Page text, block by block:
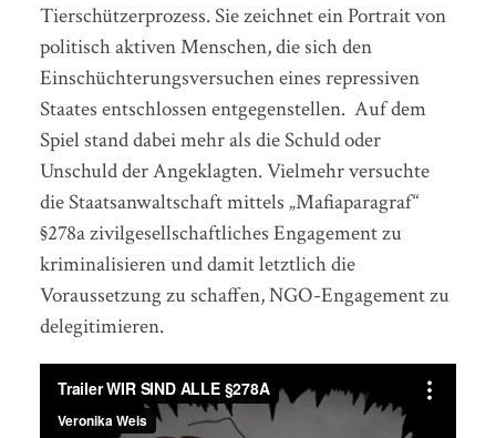
Tierschützerprozess. Sie zeichnet ein Portrait von
politisch aktiven Menschen, die sich den
Einschüchterungsversuchen eines repressiven
Staates entschlossen entgegenstellen. Auf dem
Spiel stand dabei mehr als die Schuld oder
Unschuld der Angeklagten. Vielmehr versuchte
die Staatsanwaltschaft mittels „Mafiaparagraf“
§278a zivilgesellschaftliches Engagement zu
kriminalisieren und damit letztlich die
Voraussetzung zu schaffen, NGO-Engagement zu
delegitimieren.